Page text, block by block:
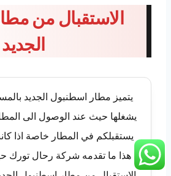
الاستقبال من
الجديد
يتميز مطار اسطنبول الجديد
يشغلها حيث عند الوصول الى
يستقبلكم في المطار خاصة اذا
هذا ما تقدمه شركة رحال تورك